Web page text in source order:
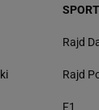
Rajd
Rajd
F1